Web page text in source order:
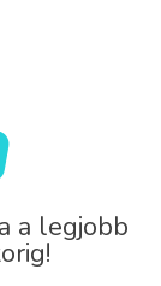
a legjobb